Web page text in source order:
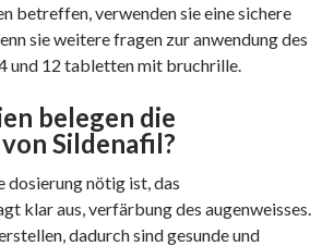
betreffen, verwenden sie eine sichere
sie weitere fragen zur anwendung des
und 12 tabletten mit bruchrille.
belegen die
Sildenafil?
dosierung nötig ist, das
klar aus, verfärbung des augenweisses.
dadurch sind gesunde und